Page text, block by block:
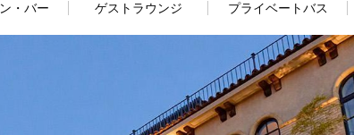
・バー ゲストラウンジ プライベートバス